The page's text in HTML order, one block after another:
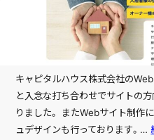
HOME
ホーム
キャピタルハウス株式会社の
と入念な打ち合わせでサイトの
りました。 またWebサイト制作
ュデザインも行っております。…